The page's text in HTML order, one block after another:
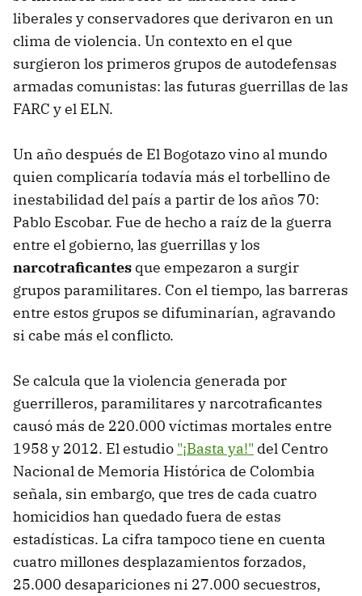
liberales y conservadores que derivaron en un
clima de violencia. Un contexto en el que
surgieron los primeros grupos de autodefensas
armadas comunistas: las futuras guerrillas de las
FARC y el ELN.
Un año después de El Bogotazo vino al mundo
quien complicaría todavía más el torbellino de
inestabilidad del país a partir de los años 70:
Pablo Escobar. Fue de hecho a raíz de la guerra
entre el gobierno, las guerrillas y los
narcotraficantes que empezaron a surgir
grupos paramilitares. Con el tiempo, las barreras
entre estos grupos se difuminarían, agravando
si cabe más el conflicto.
Se calcula que la violencia generada por
guerrilleros, paramilitares y narcotraficantes
causó más de 220.000 víctimas mortales entre
1958 y 2012. El estudio "¡Basta ya!" del Centro
Nacional de Memoria Histórica de Colombia
señala, sin embargo, que tres de cada cuatro
homicidios han quedado fuera de estas
estadísticas. La cifra tampoco tiene en cuenta
cuatro millones desplazamientos forzados,
25.000 desapariciones ni 27.000 secuestros,